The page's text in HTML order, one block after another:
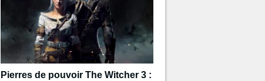
Pierres de pouvoir The Witcher 3 :